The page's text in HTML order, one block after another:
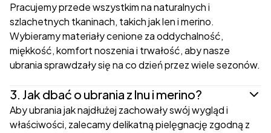
Pracujemy przede wszystkim na naturalnych i
szlachetnych tkaninach, takich jak len i merino.
Wybieramy materiały cenione za oddychalność,
miękkość, komfort noszenia i trwałość, aby nasze
ubrania sprawdzały się na co dzień przez wiele sezonów.
3. Jak dbać o ubrania z lnu i merino?
Aby ubrania jak najdłużej zachowały swój wygląd i
właściwości, zalecamy delikatną pielęgnację zgodną z